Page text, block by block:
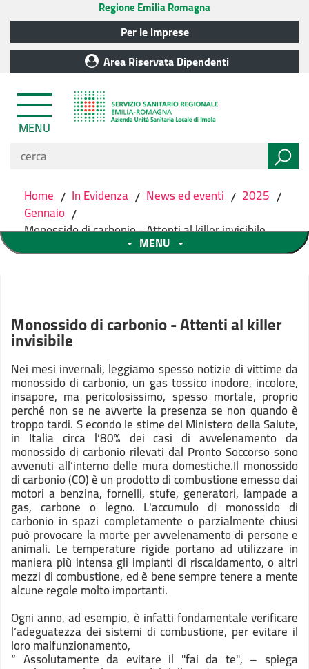
Regione Emilia Romagna
Per le imprese
Area Riservata Dipendenti
MENU
Home / In Evidenza / News ed eventi / 2025 /
Gennaio /
Monossido di carbonio - Attenti al killer invisibile
MENU
Monossido di carbonio - Attenti al killer
invisibile
Nei mesi invernali, leggiamo spesso notizie di vittime da
monossido di carbonio, un gas tossico inodore, incolore,
insapore, ma pericolosissimo, spesso mortale, proprio
perché non se ne avverte la presenza se non quando è
troppo tardi. S econdo le stime del Ministero della Salute,
in Italia circa l’80% dei casi di avvelenamento da
monossido di carbonio rilevati dal Pronto Soccorso sono
avvenuti all’interno delle mura domestiche.Il monossido
di carbonio (CO) è un prodotto di combustione emesso dai
motori a benzina, fornelli, stufe, generatori, lampade a
gas, carbone o legno. L'accumulo di monossido di
carbonio in spazi completamente o parzialmente chiusi
può provocare la morte per avvelenamento di persone e
animali. Le temperature rigide portano ad utilizzare in
maniera più intensa gli impianti di riscaldamento, o altri
mezzi di combustione, ed è bene sempre tenere a mente
alcune regole molto importanti.
Ogni anno, ad esempio, è infatti fondamentale verificare
l’adeguatezza dei sistemi di combustione, per evitare il
loro malfunzionamento,
“ Assolutamente da evitare il "fai da te", – spiega